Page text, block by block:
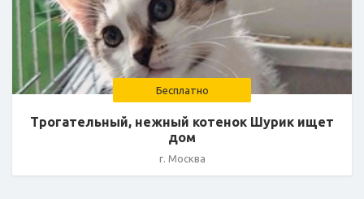
Бесплатно
Трогательный, нежный котенок Шурик ищет
дом
г. Москва